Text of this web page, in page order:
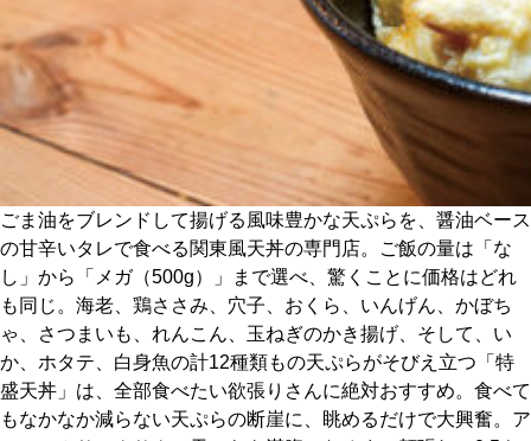
チケットプレゼント応募
MAIN MENU
SERIES
カレーが好き
京都おやつクラブ
ごま油をブレンドして揚げる風味豊かな天ぷらを、醤油ベース
の甘辛いタレで食べる関東風天丼の専門店。ご飯の量は「な
し」から「メガ（500g）」まで選べ、驚くことに価格はどれ
も同じ。海老、鶏ささみ、穴子、おくら、いんげん、かぼち
ゃ、さつまいも、れんこん、玉ねぎのかき揚げ、そして、い
か、ホタテ、白身魚の計12種類もの天ぷらがそびえ立つ「特
盛天丼」は、全部食べたい欲張りさんに絶対おすすめ。食べて
もなかなか減らない天ぷらの断崖に、眺めるだけで大興奮。ア